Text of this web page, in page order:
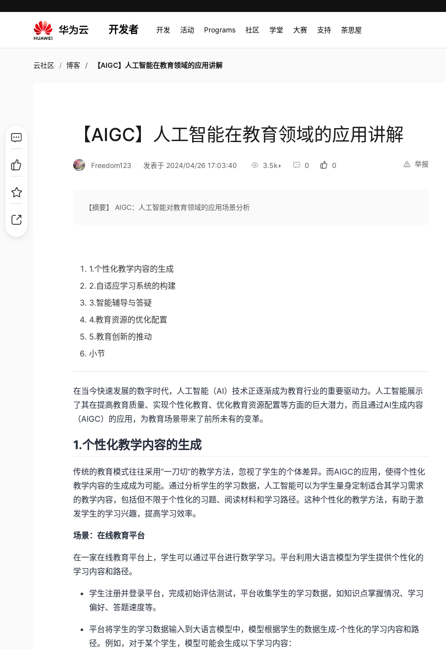
开发者 开发 活动 Programs 社区 学堂 大赛 支持 茶思屋
云社区 博客 【AIGC】人工智能在教育领域的应用讲解
【AIGC】人工智能在教育领域的应用讲解
举报
Freedom123 发表于 2024/04/26 17:03:40 3.5k+ 0 0
【摘要】 AIGC：人工智能对教育领域的应用场景分析
1.个性化教学内容的生成
2.自适应学习系统的构建
3.智能辅导与答疑
4.教育资源的优化配置
5.教育创新的推动
小节
在当今快速发展的数字时代，人工智能（AI）技术正逐渐成为教育行业的重要驱动力。人工智能展示
了其在提高教育质量、实现个性化教育、优化教育资源配置等方面的巨大潜力，而且通过AI生成内容
（AIGC）的应用，为教育场景带来了前所未有的变革。
1.个性化教学内容的生成
传统的教育模式往往采用“一刀切”的教学方法，忽视了学生的个体差异。而AIGC的应用，使得个性化
教学内容的生成成为可能。通过分析学生的学习数据，人工智能可以为学生量身定制适合其学习需求
的教学内容，包括但不限于个性化的习题、阅读材料和学习路径。这种个性化的教学方法，有助于激
发学生的学习兴趣，提高学习效率。
场景：在线教育平台
在一家在线教育平台上，学生可以通过平台进行数学学习。平台利用大语言模型为学生提供个性化的
学习内容和路径。
学生注册并登录平台，完成初始评估测试，平台收集学生的学习数据，如知识点掌握情况、学习
偏好、答题速度等。
平台将学生的学习数据输入到大语言模型中，模型根据学生的数据生成-个性化的学习内容和路
径。例如，对于某个学生，模型可能会生成以下学习内容：